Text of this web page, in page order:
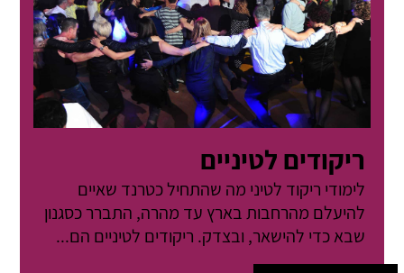
ריקודים לטיניים
לימודי ריקוד לטיני מה שהתחיל כטרנד שאיים
להיעלם מהרחבות בארץ עד מהרה, התברר כסגנון
שבא כדי להישאר, ובצדק. ריקודים לטיניים הם...